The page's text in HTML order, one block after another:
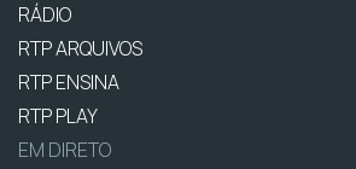
RÁDIO
RTP ARQUIVOS
RTP ENSINA
RTP PLAY
EM DIRETO